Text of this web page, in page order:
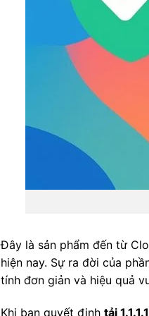
Đây là sản phẩm đến từ
hiện nay. Sự ra đời của
tính đơn giản và hiệu quả
Khi bạn quyết định tải 1.1.1.1